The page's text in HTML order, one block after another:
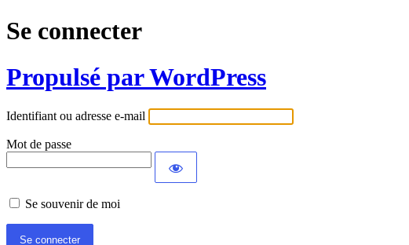
Se connecter
Propulsé par WordPress
Identifiant ou adresse e-mail
Mot de passe
Se souvenir de moi